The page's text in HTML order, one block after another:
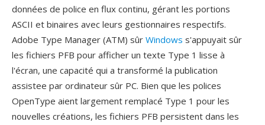
données de police en flux continu, gérant les portions
ASCII et binaires avec leurs gestionnaires respectifs.
Adobe Type Manager (ATM) sûr Windows s'appuyait sûr
les fichiers PFB pour afficher un texte Type 1 lisse à
l'écran, une capacité qui a transformé la publication
assistee par ordinateur sûr PC. Bien que les polices
OpenType aient largement remplacé Type 1 pour les
nouvelles créations, les fichiers PFB persistent dans les